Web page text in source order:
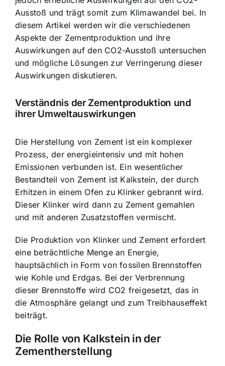
Ausstoß und trägt somit zum Klimawandel bei. In
diesem Artikel werden wir die verschiedenen
Aspekte der Zementproduktion und ihre
Auswirkungen auf den CO2-Ausstoß untersuchen
und mögliche Lösungen zur Verringerung dieser
Auswirkungen diskutieren.
Verständnis der Zementproduktion und
ihrer Umweltauswirkungen
Die Herstellung von Zement ist ein komplexer
Prozess, der energieintensiv und mit hohen
Emissionen verbunden ist. Ein wesentlicher
Bestandteil von Zement ist Kalkstein, der durch
Erhitzen in einem Ofen zu Klinker gebrannt wird.
Dieser Klinker wird dann zu Zement gemahlen
und mit anderen Zusatzstoffen vermischt.
Die Produktion von Klinker und Zement erfordert
eine beträchtliche Menge an Energie,
hauptsächlich in Form von fossilen Brennstoffen
wie Kohle und Erdgas. Bei der Verbrennung
dieser Brennstoffe wird CO2 freigesetzt, das in
die Atmosphäre gelangt und zum Treibhauseffekt
beiträgt.
Die Rolle von Kalkstein in der
Zementherstellung